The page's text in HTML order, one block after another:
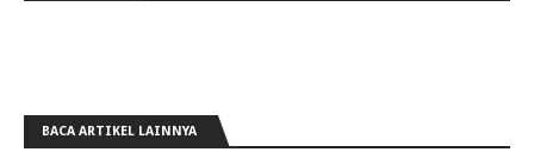
BACA ARTIKEL LAINNYA